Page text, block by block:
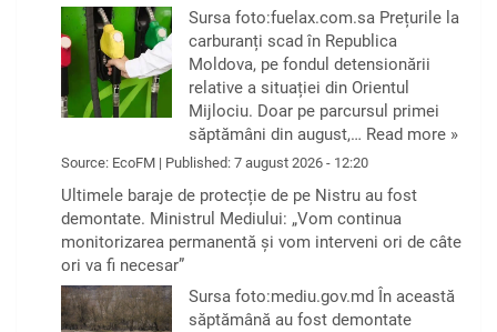
Sursa foto:fuelax.com.sa Prețurile la
carburanți scad în Republica
Moldova, pe fondul detensionării
relative a situației din Orientul
Mijlociu. Doar pe parcursul primei
săptămâni din august,… Read more »
Source: EcoFM | Published: 7 august 2026 - 12:20
Ultimele baraje de protecție de pe Nistru au fost
demontate. Ministrul Mediului: „Vom continua
monitorizarea permanentă și vom interveni ori de câte
ori va fi necesar”
Sursa foto:mediu.gov.md În această
săptămână au fost demontate